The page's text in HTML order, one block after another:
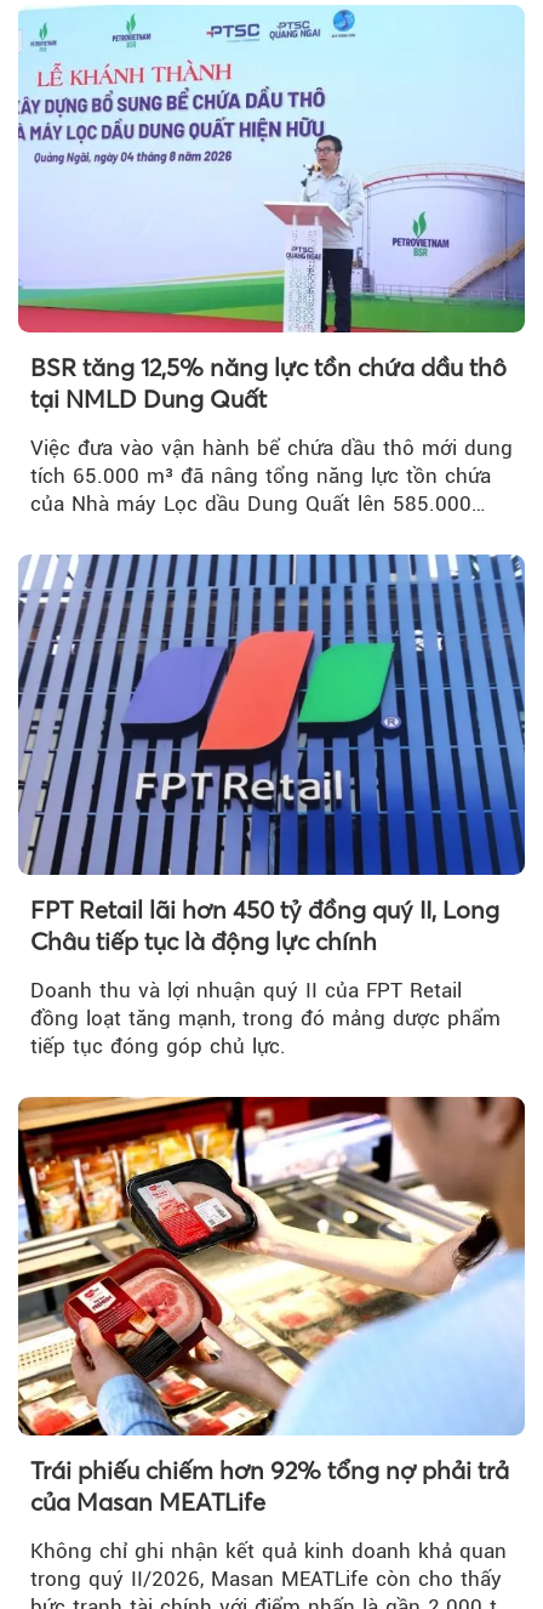
BSR tăng 12,5% năng lực tồn chứa dầu thô
tại NMLD Dung Quất
Việc đưa vào vận hành bể chứa dầu thô mới dung
tích 65.000 m³ đã nâng tổng năng lực tồn chứa
của Nhà máy Lọc dầu Dung Quất lên 585.000
FPT Retail lãi hơn 450 tỷ đồng quý II, Long
Châu tiếp tục là động lực chính
Doanh thu và lợi nhuận quý II của FPT Retail
đồng loạt tăng mạnh, trong đó mảng dược phẩm
tiếp tục đóng góp chủ lực.
Trái phiếu chiếm hơn 92% tổng nợ phải trả
của Masan MEATLife
Không chỉ ghi nhận kết quả kinh doanh khả quan
trong quý II/2026, Masan MEATLife còn cho thấy